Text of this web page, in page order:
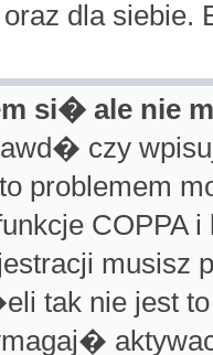
dla
si� ale nie
czy
problemem
tak nie jest